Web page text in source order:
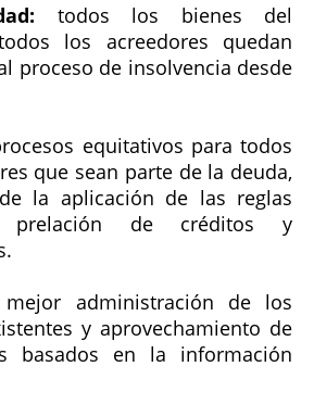
todos los bienes del
los acreedores quedan
proceso de insolvencia desde
equitativos para todos
que sean parte de la deuda,
la aplicación de las reglas
de créditos y
mejor administración de los
y aprovechamiento de
basados en la información